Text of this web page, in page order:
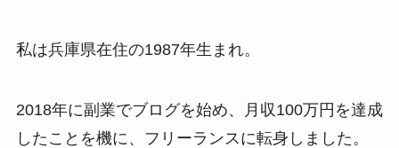
私は兵庫県在住の1987年生まれ。
2018年に副業でブログを始め、月収100万円を達成
したことを機に、フリーランスに転身しました。